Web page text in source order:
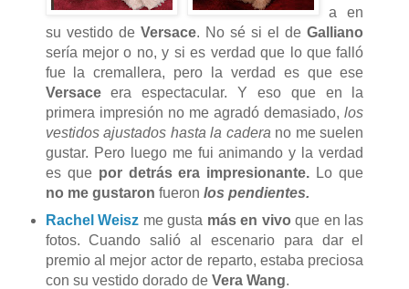
a en
su vestido de Versace. No sé si el deGalliano
sería mejor o no, y si es verdad que lo que falló
fue la cremallera, pero la verdad es que ese
Versaceera espectacular. Y eso que en la
primera impresión no me agradó demasiado,los
vestidos ajustados hasta la cadera no me suelen
gustar. Pero luego me fui animando y la verdad
es que por detrás era impresionante. Lo que
no me gustaron fueron los pendientes.
Rachel Weisz me gusta más en vivo que en las
fotos. Cuando salió al escenario para dar el
premio al mejor actor de reparto, estaba preciosa
con su vestido dorado de Vera Wang.